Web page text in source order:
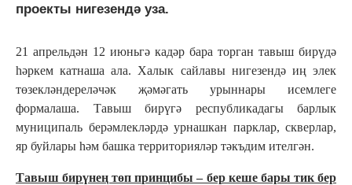
проекты нигезендә уза.
21 апрельдән 12 июньгә кадәр бара торган тавыш бирүдә
һәркем катнаша ала. Халык сайлавы нигезендә иң элек
төзекләндереләчәк җәмәгать урыннары исемлеге
формалаша. Тавыш бирүгә республикадагы барлык
муниципаль берәмлекләрдә урнашкан парклар, скверлар,
яр буйлары һәм башка территорияләр тәкъдим ителгән.
Тавыш бирүнең төп принцибы – бер кеше бары тик бер